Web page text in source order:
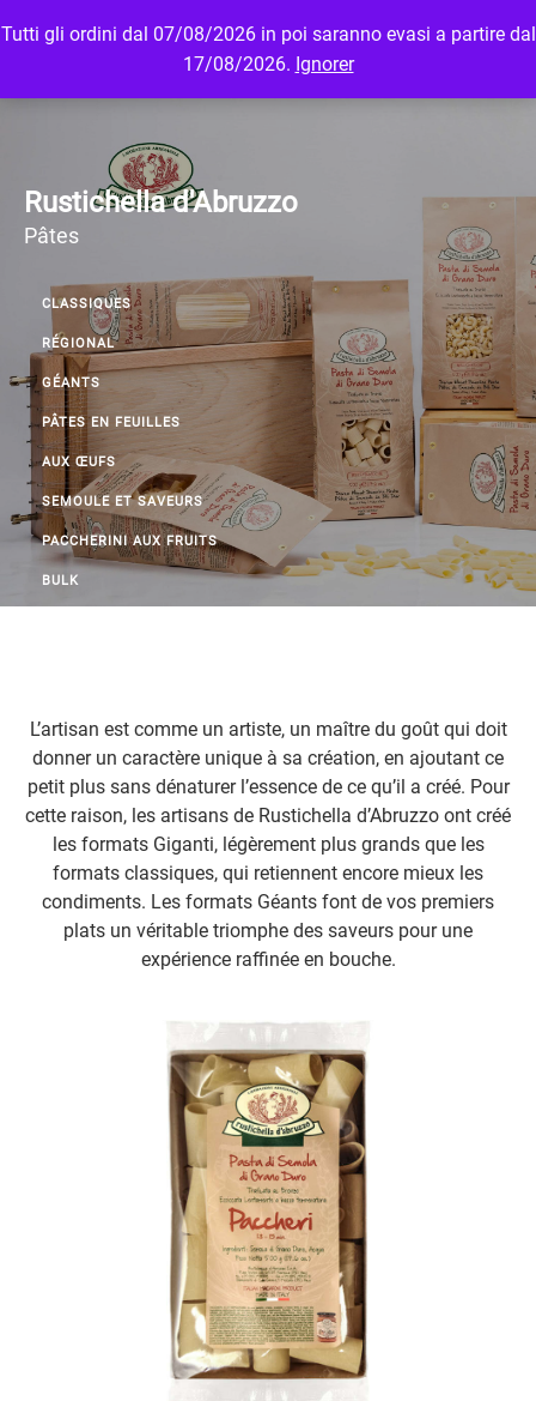
Tutti gli ordini dal 07/08/2026 in poi saranno evasi a partire dal
17/08/2026. Ignorer
MENU LOGIN
Rustichella d'Abruzzo
Pâtes
CLASSIQUES
RÉGIONAL
GÉANTS
PÂTES EN FEUILLES
AUX ŒUFS
SEMOULE ET SAVEURS
PACCHERINI AUX FRUITS
BULK
L’artisan est comme un artiste, un maître du goût qui doit
donner un caractère unique à sa création, en ajoutant ce
petit plus sans dénaturer l’essence de ce qu’il a créé. Pour
cette raison, les artisans de Rustichella d’Abruzzo ont créé
les formats Giganti, légèrement plus grands que les
formats classiques, qui retiennent encore mieux les
condiments. Les formats Géants font de vos premiers
plats un véritable triomphe des saveurs pour une
expérience raffinée en bouche.